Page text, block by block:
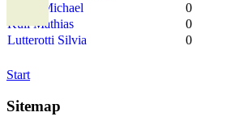
Hirzel Michael
0
Kull Mathias
0
Lutterotti Silvia
0
Start
Sitemap